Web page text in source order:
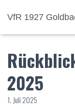
VfR 1927
2025
1. Juli 2025